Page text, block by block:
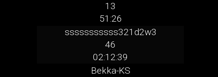
13
51:26
sssssssssss321d2w3
46
02:12:39
Bekka-KS